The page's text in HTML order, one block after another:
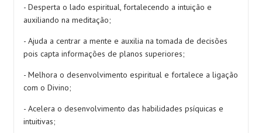
- Desperta o lado espiritual, fortalecendo a intuição e
auxiliando na meditação;
- Ajuda a centrar a mente e auxilia na tomada de decisões
pois capta informações de planos superiores;
- Melhora o desenvolvimento espiritual e fortalece a ligação
com o Divino;
- Acelera o desenvolvimento das habilidades psíquicas e
intuitivas;